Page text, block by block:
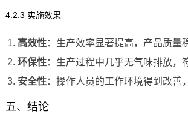
4.2.3 实施效果
高效性：生产效率显著提高，产品质量
环保性：生产过程中几乎无气味排放，
安全性：操作人员的工作环境得到改善
五、结论